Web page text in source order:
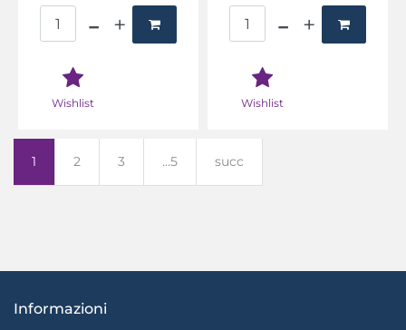
Wishlist Wishlist
1 2 3 ...5 succ
Informazioni